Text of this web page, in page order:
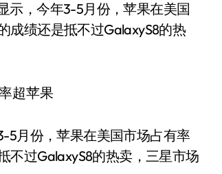
成绩还是抵不过GalaxyS8的热
5月份，苹果在美国市场占有率
不过GalaxyS8的热卖，三星市场